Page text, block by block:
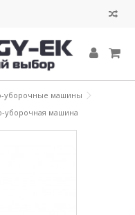
уборочные машины
уборочная машина